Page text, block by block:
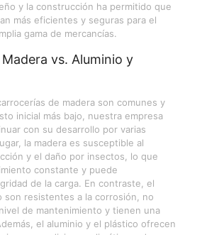
y la construcción ha permitido que
más eficientes y seguras para el
gama de mercancías.
vs. Aluminio y
de madera son comunes y
inicial más bajo, nuestra empresa
con su desarrollo por varias
la madera es susceptible al
y el daño por insectos, lo que
constante y puede
de la carga. En contraste, el
son resistentes a la corrosión, no
de mantenimiento y tienen una
el aluminio y el plástico ofrecen